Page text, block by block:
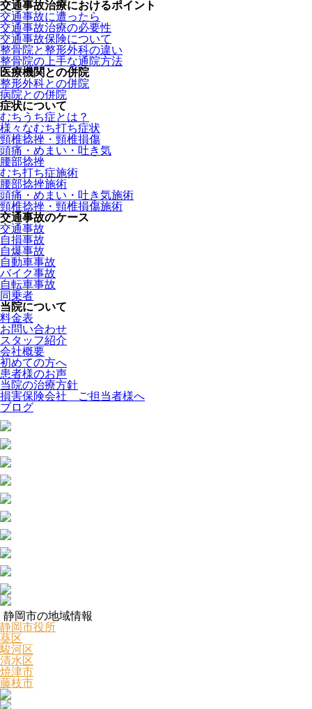
交通事故治療におけるポイント
交通事故に遭ったら
交通事故治療の必要性
交通事故保険について
整骨院と整形外科の違い
整骨院の上手な通院方法
医療機関との併院
整形外科との併院
病院との併院
症状について
むちうち症とは？
様々なむち打ち症状
頸椎捻挫・頸椎損傷
頭痛・めまい・吐き気
腰部捻挫
むち打ち症施術
腰部捻挫施術
頭痛・めまい・吐き気施術
頸椎捻挫・頸椎損傷施術
交通事故のケース
交通事故
自損事故
自爆事故
自動車事故
バイク事故
自転車事故
同乗者
当院について
料金表
お問い合わせ
スタッフ紹介
会社概要
初めての方へ
患者様のお声
当院の治療方針
損害保険会社 ご担当者様へ
ブログ
静岡市の地域情報
静岡市役所
葵区
駿河区
清水区
焼津市
藤枝市